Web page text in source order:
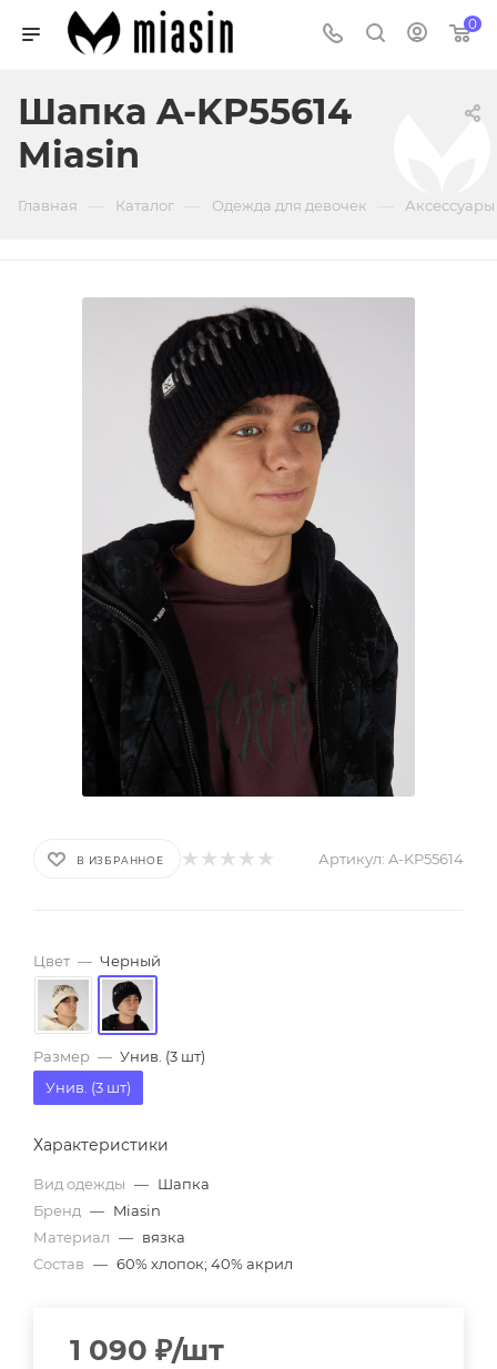
0
Шапка A-KP55614
Miasin
Главная Каталог Одежда для девочек
В ИЗБРАННОЕ Артикул: A-KP55614
Цвет — Черный
Размер — Унив. (3 шт)
Унив. (3 шт)
Характеристики
Вид одежды — Шапка
Бренд — Miasin
Материал — вязка
Состав — 60% хлопок; 40% акрил
1 090 ₽/шт